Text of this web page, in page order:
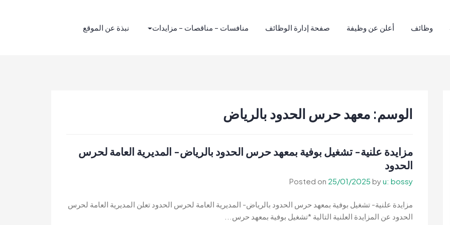
وظائف أعلن عن وظيفة صفحة إدارة الوظائف منافسات – مناقصات – مزايدات نبذة عن الموقع
الوسم: معهد حرس الحدود بالرياض
مزايدة علنية- تشغيل بوفية بمعهد حرس الحدود بالرياض- المديرية العامة لحرس
الحدود
Posted on 25/01/2025 byu: bossy
مزايدة علنية- تشغيل بوفية بمعهد حرس الحدود بالرياض- المديرية العامة لحرس الحدود تعلن المديرية العامة لحرس
الحدود عن المزايدة العلنية التالية *تشغيل بوفية بمعهد حرس...